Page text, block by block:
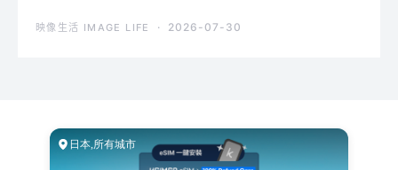
映像生活 IMAGE LIFE 2026-07-30